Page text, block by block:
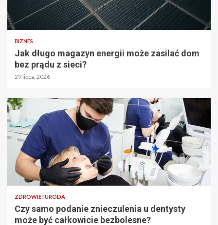
BIZNES
Jak długo magazyn energii może zasilać dom
bez prądu z sieci?
29 lipca, 2026
ZDROWIE I URODA
Czy samo podanie znieczulenia u dentysty
może być całkowicie bezbolesne?